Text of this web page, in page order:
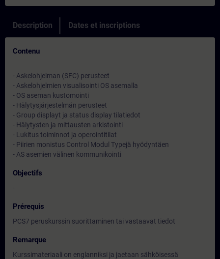
Description Dates et inscriptions
Contenu
- Askelohjelman (SFC) perusteet
- Askelohjelmien visualisointi OS asemalla
- OS aseman kustomointi
- Hälytysjärjestelmän perusteet
- Group displayt ja status display tilatiedot
- Hälytysten ja mittausten arkistointi
- Lukitus toiminnot ja operointitilat
- Piirien monistus Control Modul Typejä hyödyntäen
- AS asemien välinen kommunikointi
Objectifs
-
Prérequis
PCS7 peruskurssin suorittaminen tai vastaavat tiedot
Remarque
Kurssimateriaali on englanniksi ja jaetaan sähköisessä